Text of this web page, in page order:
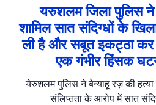
यरुशलम जिला पुलिस ने
शामिल सात संदिग्धों के
ली है और सबूत इकट्ठा कर
एक गंभीर हिंसक
येरुशलम पुलिस ने बेन्याहू रज़ की
संलिप्तता के आरोप में सात